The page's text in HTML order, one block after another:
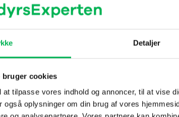
Detaljer
bruger cookies
at tilpasse vores indhold og annoncer, til at vise
også oplysninger om din brug af vores
forekomst af fødevaremøl, såsom i
opdager møl på fælden, skal du iværksætte
fuld, bør den udskiftes for at sikre fortsat
kan du overveje at brugerødt cedertræ-
rene og fri for spildte fødevarer for at